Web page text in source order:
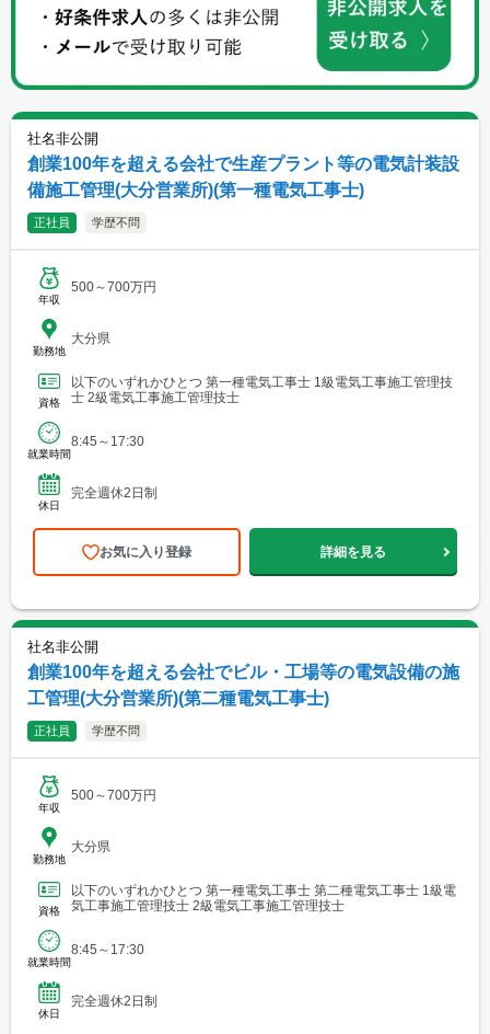
社名非公開
創業100年を超える会社で生産プラント等の電気計装設
備施工管理(大分営業所)(第一種電気工事士)
正社員 学歴不問
年収
500～700万円
勤務地
大分県
資格
以下のいずれかひとつ 第一種電気工事士 1級電気工事施工管理技
士 2級電気工事施工管理技士
就業時間
8:45～17:30
休日
完全週休2日制
お気に入り登録 詳細を見る
社名非公開
創業100年を超える会社でビル・工場等の電気設備の施
工管理(大分営業所)(第二種電気工事士)
正社員 学歴不問
年収
500～700万円
勤務地
大分県
資格
以下のいずれかひとつ 第一種電気工事士 第二種電気工事士 1級電
気工事施工管理技士 2級電気工事施工管理技士
就業時間
8:45～17:30
休日
完全週休2日制